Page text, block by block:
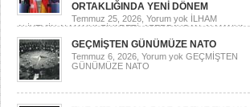
ORTAKLIĞINDA YENİ DÖNEM
Temmuz 25, 2026, Yorum yok İLHAM
ALİYEV’İN ALMANYA ZİYARETİ: AZERBAYCAN-ALMANYA
STRATEJİK ORTAKLIĞINDA YENİ DÖNEM
GEÇMİŞTEN GÜNÜMÜZE NATO
Temmuz 6, 2026, Yorum yok GEÇMİŞTEN
GÜNÜMÜZE NATO